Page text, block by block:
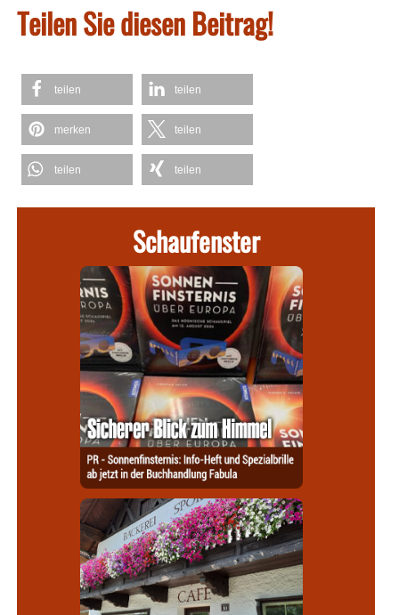
Teilen Sie diesen Beitrag!
teilen teilen
merken teilen
teilen teilen
Schaufenster